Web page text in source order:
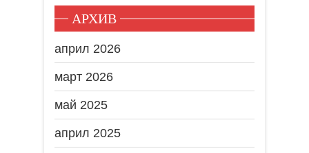
АРХИВ
април 2026
март 2026
май 2025
април 2025